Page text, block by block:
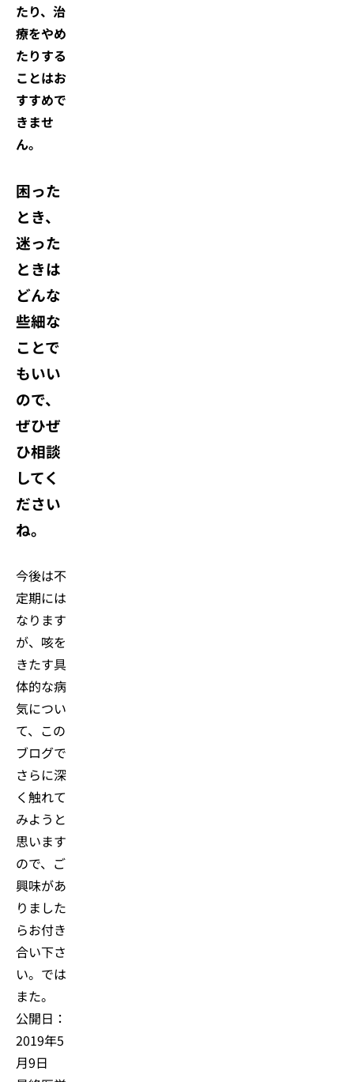
たり、治
療をやめ
たりする
ことはお
すすめで
きませ
ん。
困った
とき、
迷った
ときは
どんな
些細な
ことで
もいい
ので、
ぜひぜ
ひ相談
してく
ださい
ね。
今後は不
定期には
なります
が、咳を
きたす具
体的な病
気につい
て、この
ブログで
さらに深
く触れて
みようと
思います
ので、ご
興味があ
りました
らお付き
合い下さ
い。では
また。
公開日：
2019年5
月9日